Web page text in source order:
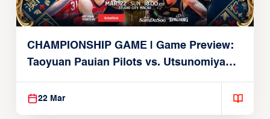
CHAMPIONSHIP GAME | Game Preview:
Taoyuan Pauian Pilots vs. Utsunomiya
Brex (March 22, 2026)
22 Mar